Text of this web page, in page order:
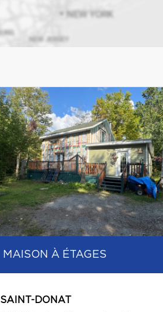
MAISON À ÉTAGES
SAINT-DONAT